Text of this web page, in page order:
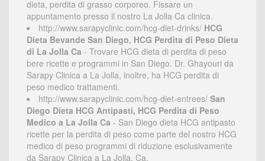
dieta, perdita di grasso corporeo. Fissare un
appuntamento presso il nostro La Jolla Ca clinica.
http://www.sarapyclinic.com/hcg-diet-drinks/ HCG
Dieta Bevande San Diego, HCG Perdita di Peso Dieta
di La Jolla Ca - Trovare HCG dieta di perdita di peso
bere ricette e programmi in San Diego. Dr. Ghayouri da
Sarapy Clinica a La Jolla, inoltre, ha HCG perdita di
peso medico trattamenti.
http://www.sarapyclinic.com/hcg-diet-entrees/ San
Diego Dieta HCG Antipasti, HCG Perdita di Peso
Medico a La Jolla Ca - San Diego dieta HCG antipasto
ricette per la perdita di peso come parte del nostro HCG
medico di peso programmi di riduzione esclusivamente
da Sarapy Clinica a La Jolla, Ca.